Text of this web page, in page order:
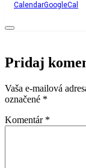
CalendarGoogleCal
Pridaj
Vaša e-mailová
označené *
Komentár *